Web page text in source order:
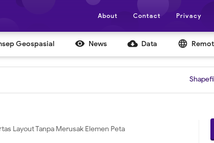
About Contact Privacy
Geospasial  News cloud_download Data language
Shapefile Daerah
Layout Tanpa Merusak Elemen Peta